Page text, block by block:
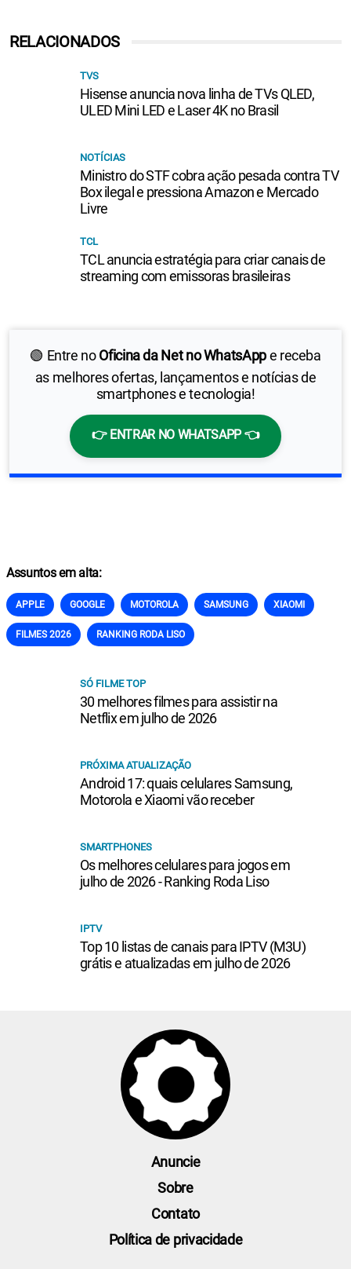
🟢 Entre noOficina da Net no WhatsAppe receba
as melhores ofertas, lançamentos e notícias de
smartphones e tecnologia!
👉 ENTRAR NO WHATSAPP 👈
RELACIONADOS
TVS
Hisense anuncia nova linha de TVs QLED,
ULED Mini LED e Laser 4K no Brasil
NOTÍCIAS
Ministro do STF cobra ação pesada contra TV
Box ilegal e pressiona Amazon e Mercado
Livre
TCL
TCL anuncia estratégia para criar canais de
streaming com emissoras brasileiras
Assuntos em alta:
APPLE GOOGLE MOTOROLA SAMSUNG XIAOMI
FILMES 2026 RANKING RODA LISO
SÓ FILME TOP
30 melhores filmes para assistir na
Netflix em julho de 2026
PRÓXIMA ATUALIZAÇÃO
Android 17: quais celulares Samsung,
Motorola e Xiaomi vão receber
SMARTPHONES
Os melhores celulares para jogos em
julho de 2026 - Ranking Roda Liso
IPTV
Top 10 listas de canais para IPTV (M3U)
grátis e atualizadas em julho de 2026
Anuncie
Sobre
Contato
Política de privacidade